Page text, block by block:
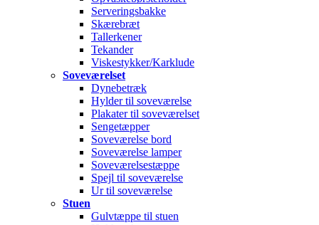
Serveringsbakke
Skærebræt
Tallerkener
Tekander
Viskestykker/Karklude
Soveværelset
Dynebetræk
Hylder til soveværelse
Plakater til soveværelset
Sengetæpper
Soveværelse bord
Soveværelse lamper
Soveværelsestæppe
Spejl til soveværelse
Ur til soveværelse
Stuen
Gulvtæppe til stuen